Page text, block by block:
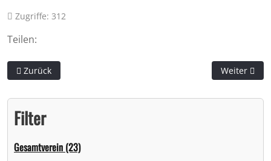
Zugriffe: 312
Teilen:
Vorheriger Beitrag: Am Ostersonntag wurde es beim
Zurück Nächster
Weiter
Filter
Gesamtverein (23)